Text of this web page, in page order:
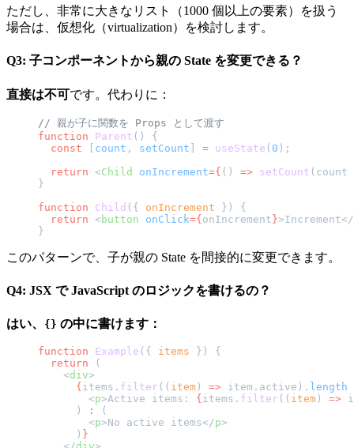
ただし、非常に大きなリスト（1000 個以上の要素）を扱う
場合は、仮想化（virtualization）を検討します。
Q3: 子コンポーネントから親の State を変更できる？
直接は不可です。代わりに：
// 親が子に関数を Props として渡す
function Parent () {
  const
[ count , setCount ] = useState ( 0 );
  return
<Child onIncrement={ () => setCount (count
}
function Child ({ onIncrement }) {
  return
< button onClick={onIncrement}>Increment</
}
このパターンで、子が親の State を間接的に変更できます。
Q4: JSX で JavaScript のロジックを書けるの？
はい、 {} の中に書けます：
function Example ({ items }) {
  return
(
    <
div>
      {
items. filter (( item ) => item.active). length
        <
p>Active items: { items. filter (( item ) =>
      )
:
(
        <
p>No active items</p>
      )
}